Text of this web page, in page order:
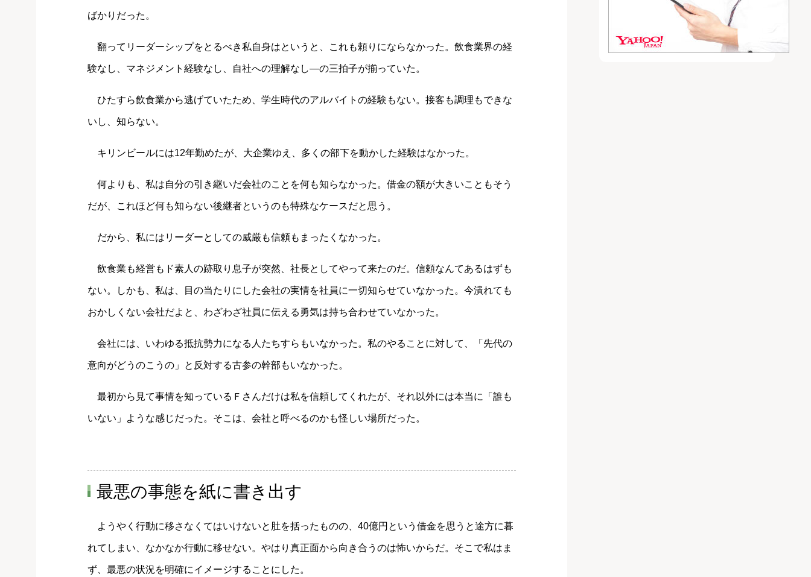
ばかりだった。
翻ってリーダーシップをとるべき私自身はというと、これも頼りにならなかった。飲食業界の経
験なし、マネジメント経験なし、自社への理解なし―の三拍子が揃っていた。
ひたすら飲食業から逃げていたため、学生時代のアルバイトの経験もない。接客も調理もできな
いし、知らない。
キリンビールには12年勤めたが、大企業ゆえ、多くの部下を動かした経験はなかった。
何よりも、私は自分の引き継いだ会社のことを何も知らなかった。借金の額が大きいこともそう
だが、これほど何も知らない後継者というのも特殊なケースだと思う。
だから、私にはリーダーとしての威厳も信頼もまったくなかった。
飲食業も経営もド素人の跡取り息子が突然、社長としてやって来たのだ。信頼なんてあるはずも
ない。しかも、私は、目の当たりにした会社の実情を社員に一切知らせていなかった。今潰れても
おかしくない会社だよと、わざわざ社員に伝える勇気は持ち合わせていなかった。
会社には、いわゆる抵抗勢力になる人たちすらもいなかった。私のやることに対して、「先代の
意向がどうのこうの」と反対する古参の幹部もいなかった。
最初から見て事情を知っているＦさんだけは私を信頼してくれたが、それ以外には本当に「誰も
いない」ような感じだった。そこは、会社と呼べるのかも怪しい場所だった。
最悪の事態を紙に書き出す
ようやく行動に移さなくてはいけないと肚を括ったものの、40億円という借金を思うと途方に暮
れてしまい、なかなか行動に移せない。やはり真正面から向き合うのは怖いからだ。そこで私はま
ず、最悪の状況を明確にイメージすることにした。